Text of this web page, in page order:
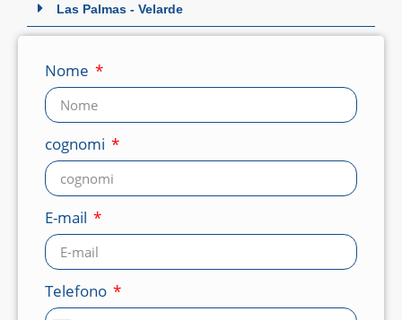
Las Palmas - Velarde
Nome
cognomi
E-mail
Telefono